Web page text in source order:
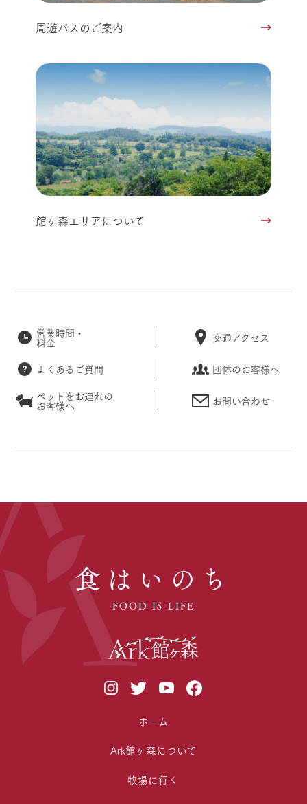
周遊バスのご案内
館ヶ森エリアについて
営業時間・
料金 交通アクセス
よくあるご質問
団体のお客様へ
ペットをお連れの
お客様へ お問い合わせ
食はいのち
FOOD IS LIFE
ホーム
Ark館ヶ森について
牧場に行く